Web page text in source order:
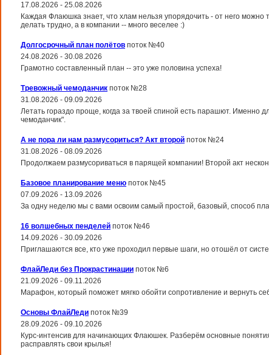
17.08.2026 - 25.08.2026
Каждая Флаюшка знает, что хлам нельзя упорядочить - от него можно
делать трудно, а в компании -- много веселее :)
Долгосрочный план полётов поток №40
24.08.2026 - 30.08.2026
Грамотно составленный план -- это уже половина успеха!
Тревожный чемоданчик поток №28
31.08.2026 - 09.09.2026
Летать гораздо проще, когда за твоей спиной есть парашют. Именно
чемоданчик".
А не пора ли нам размусориться? Акт второй поток №24
31.08.2026 - 08.09.2026
Продолжаем размусориваться в парящей компании! Второй акт
Базовое планирование меню поток №45
07.09.2026 - 13.09.2026
За одну неделю мы с вами освоим самый простой, базовый, способ
16 волшебных пенделей поток №46
14.09.2026 - 30.09.2026
Приглашаются все, кто уже проходил первые шаги, но отошёл от
ФлайЛеди без Прокрастинации поток №6
21.09.2026 - 09.11.2026
Марафон, который поможет мягко обойти сопротивление и вернуть
Основы ФлайЛеди поток №39
28.09.2026 - 09.10.2026
Курс-интенсив для начинающих Флаюшек. Разберём основные
расправлять свои крылья!